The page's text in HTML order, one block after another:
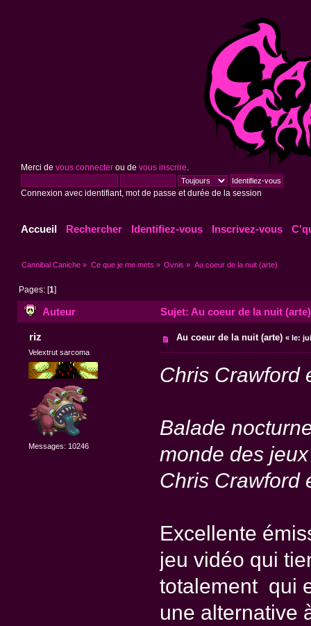
Merci de vous connecterou de vous inscrire
Connexion avec identifiant, mot de passe et durée de la session
Accueil Rechercher Identifiez-vous Inscrivez-vous
Cannibal Caniche » Ce que je me mets » Ovnis » Au coeur de la nuit (arte)
Pages: [1]
Auteur Sujet: Au coeur de la nuit
riz
Velextrut sarcoma
Messages: 10246
Au coeur de la nuit (arte) «le:
Chris Crawford
Balade
monde des
Chris Crawford
Excellente
jeu vidéo qui
totalement qui
une alternative